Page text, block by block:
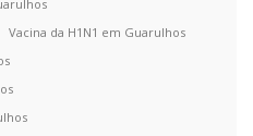
Vacina da H1N1 em Guarulhos